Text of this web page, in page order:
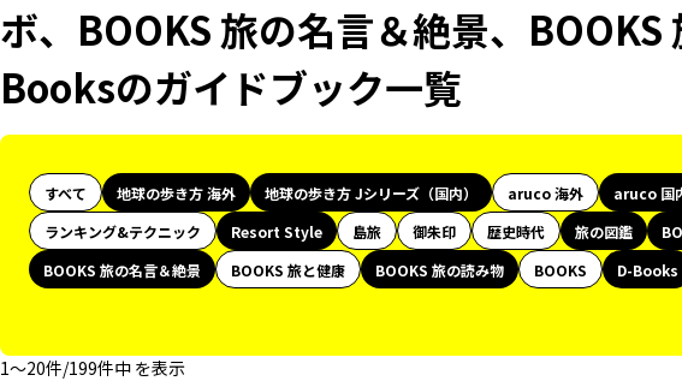
ボ、BOOKS 旅の名言＆絶景、BOOKS
Booksのガイドブック一覧
すべて 地球の歩き方 海外 地球の歩き方 Jシリーズ（国内） aruco 海外 aruco 国
ランキング&テクニック
Resort Style 島旅 御朱印 歴史時代 旅の図鑑
BOOKS 旅の名言＆絶景
BOOKS 旅と健康 BOOKS 旅の読み物 BOOKS
D-Books
1〜20件/199件中 を表示